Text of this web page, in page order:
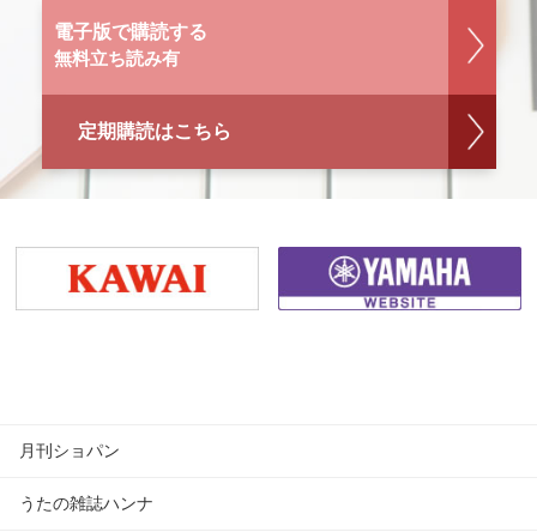
電子版で購読する
無料立ち読み有
定期購読はこちら
月刊ショパン
うたの雑誌ハンナ